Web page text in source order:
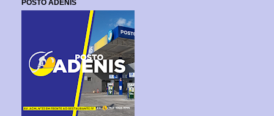
POSTO ADENIS